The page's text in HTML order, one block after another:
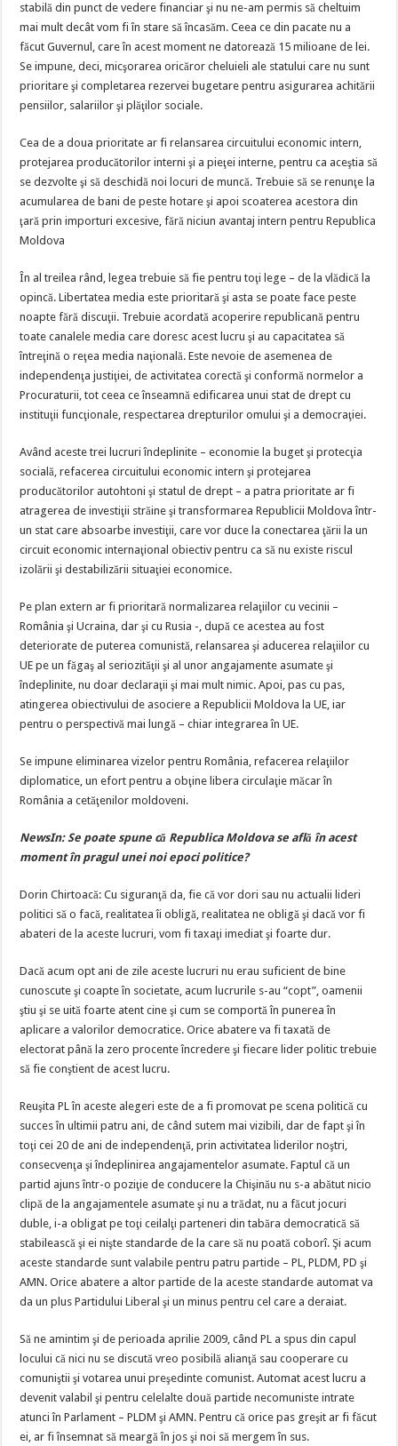
stabilă din punct de vedere financiar şi nu ne-am permis să cheltuim
mai mult decât vom fi în stare să încasăm. Ceea ce din pacate nu a
făcut Guvernul, care în acest moment ne datorează 15 milioane de lei.
Se impune, deci, micşorarea oricăror cheluieli ale statului care nu sunt
prioritare şi completarea rezervei bugetare pentru asigurarea achitării
pensiilor, salariilor şi plăţilor sociale.
Cea de a doua prioritate ar fi relansarea circuitului economic intern,
protejarea producătorilor interni şi a pieţei interne, pentru ca aceştia să
se dezvolte şi să deschidă noi locuri de muncă. Trebuie să se renunţe la
acumularea de bani de peste hotare şi apoi scoaterea acestora din
ţară prin importuri excesive, fără niciun avantaj intern pentru Republica
Moldova
În al treilea rând, legea trebuie să fie pentru toţi lege – de la vlădică la
opincă. Libertatea media este prioritară şi asta se poate face peste
noapte fără discuţii. Trebuie acordată acoperire republicană pentru
toate canalele media care doresc acest lucru şi au capacitatea să
întreţină o reţea media naţională. Este nevoie de asemenea de
independenţa justiţiei, de activitatea corectă şi conformă normelor a
Procuraturii, tot ceea ce înseamnă edificarea unui stat de drept cu
instituţii funcţionale, respectarea drepturilor omului şi a democraţiei.
Având aceste trei lucruri îndeplinite – economie la buget şi protecţia
socială, refacerea circuitului economic intern şi protejarea
producătorilor autohtoni şi statul de drept – a patra prioritate ar fi
atragerea de investiţii străine şi transformarea Republicii Moldova într-
un stat care absoarbe investiţii, care vor duce la conectarea ţării la un
circuit economic internaţional obiectiv pentru ca să nu existe riscul
izolării şi destabilizării situaţiei economice.
Pe plan extern ar fi prioritară normalizarea relaţiilor cu vecinii –
România şi Ucraina, dar şi cu Rusia -, după ce acestea au fost
deteriorate de puterea comunistă, relansarea şi aducerea relaţiilor cu
UE pe un făgaş al seriozităţii şi al unor angajamente asumate şi
îndeplinite, nu doar declaraţii şi mai mult nimic. Apoi, pas cu pas,
atingerea obiectivului de asociere a Republicii Moldova la UE, iar
pentru o perspectivă mai lungă – chiar integrarea în UE.
Se impune eliminarea vizelor pentru România, refacerea relaţiilor
diplomatice, un efort pentru a obţine libera circulaţie măcar în
România a cetăţenilor moldoveni.
NewsIn: Se poate spune că Republica Moldova se află în acest
moment în pragul unei noi epoci politice?
Dorin Chirtoacă: Cu siguranţă da, fie că vor dori sau nu actualii lideri
politici să o facă, realitatea îi obligă, realitatea ne obligă şi dacă vor fi
abateri de la aceste lucruri, vom fi taxaţi imediat şi foarte dur.
Dacă acum opt ani de zile aceste lucruri nu erau suficient de bine
cunoscute şi coapte în societate, acum lucrurile s-au “copt”, oamenii
ştiu şi se uită foarte atent cine şi cum se comportă în punerea în
aplicare a valorilor democratice. Orice abatere va fi taxată de
electorat până la zero procente încredere şi fiecare lider politic trebuie
să fie conştient de acest lucru.
Reuşita PL în aceste alegeri este de a fi promovat pe scena politică cu
succes în ultimii patru ani, de când sutem mai vizibili, dar de fapt şi în
toţi cei 20 de ani de independenţă, prin activitatea liderilor noştri,
consecvenţa şi îndeplinirea angajamentelor asumate. Faptul că un
partid ajuns într-o poziţie de conducere la Chişinău nu s-a abătut nicio
clipă de la angajamentele asumate şi nu a trădat, nu a făcut jocuri
duble, i-a obligat pe toţi ceilalţi parteneri din tabăra democratică să
stabilească şi ei nişte standarde de la care să nu poată coborî. Şi acum
aceste standarde sunt valabile pentru patru partide – PL, PLDM, PD şi
AMN. Orice abatere a altor partide de la aceste standarde automat va
da un plus Partidului Liberal şi un minus pentru cel care a deraiat.
Să ne amintim şi de perioada aprilie 2009, când PL a spus din capul
locului că nici nu se discută vreo posibilă alianţă sau cooperare cu
comuniştii şi votarea unui preşedinte comunist. Automat acest lucru a
devenit valabil şi pentru celelalte două partide necomuniste intrate
atunci în Parlament – PLDM şi AMN. Pentru că orice pas greşit ar fi făcut
ei, ar fi însemnat să meargă în jos şi noi să mergem în sus.